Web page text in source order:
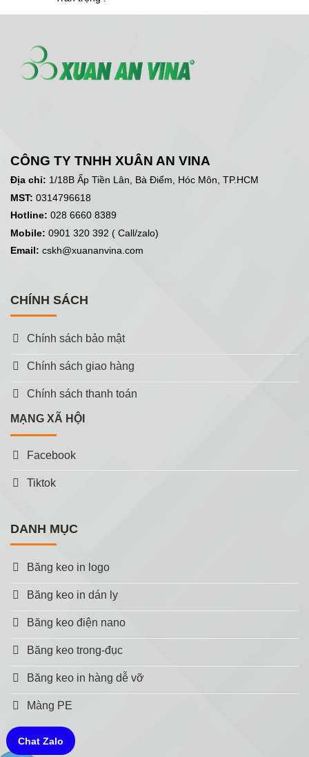
CÔNG TY TNHH XUÂN AN VINA
Địa chỉ: 1/18B Ấp Tiền Lân, Bà Điểm, Hóc Môn, TP.HCM
MST: 0314796618
Hotline: 028 6660 8389
Mobile: 0901 320 392 ( Call/zalo)
Email: cskh@xuananvina.com
CHÍNH SÁCH
Chính sách bảo mật
Chính sách giao hàng
Chính sách thanh toán
MẠNG XÃ HỘI
Facebook
Tiktok
DANH MỤC
Băng keo in logo
Băng keo in dán ly
Băng keo điện nano
Băng keo trong-đục
Băng keo in hàng dễ vỡ
Màng PE
Chat Zalo